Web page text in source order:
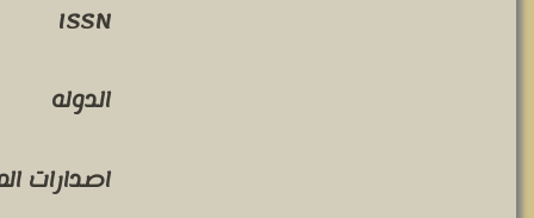
ISSN
الدوله
اصدارات